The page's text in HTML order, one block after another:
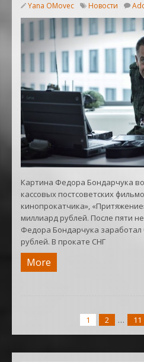
Yana OMovec Новости
Картина Федора Бондарчука
кассовых постсоветских
кинопрокатчика»,
миллиард рублей. После пяти
Федора Бондарчука заработал
рублей. В прокате СНГ
More
1 2 … 11